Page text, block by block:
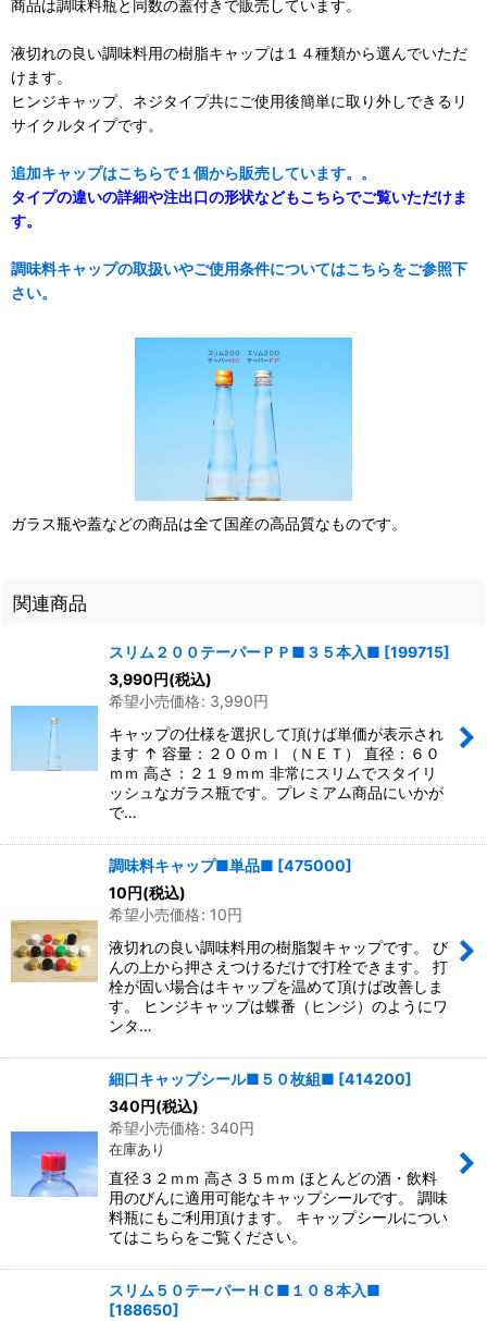
商品は調味料瓶と同数の蓋付きで販売しています。
液切れの良い調味料用の樹脂キャップは１４種類から選んでいただ
けます。
ヒンジキャップ、ネジタイプ共にご使用後簡単に取り外しできるリ
サイクルタイプです。
追加キャップはこちらで１個から販売しています。。
タイプの違いの詳細や注出口の形状などもこちらでご覧いただけま
す。
調味料キャップの取扱いやご使用条件についてはこちらをご参照下
さい。
ガラス瓶や蓋などの商品は全て国産の高品質なものです。
関連商品
スリム２００テーパーＰＰ■３５本入■ [199715]
3,990円(税込)
希望小売価格: 3,990円
キャップの仕様を選択して頂けば単価が表示され
ます ↑ 容量：２００ｍｌ（ＮＥＴ） 直径：６０
ｍｍ 高さ：２１９ｍｍ 非常にスリムでスタイリ
ッシュなガラス瓶です。プレミアム商品にいかが
で…
調味料キャップ■単品■ [475000]
10円(税込)
希望小売価格: 10円
液切れの良い調味料用の樹脂製キャップです。 び
んの上から押さえつけるだけで打栓できます。 打
栓が固い場合はキャップを温めて頂けば改善しま
す。 ヒンジキャップは蝶番（ヒンジ）のようにワ
ンタ…
細口キャップシール■５０枚組■ [414200]
340円(税込)
希望小売価格: 340円
在庫あり
直径３２ｍｍ 高さ３５ｍｍ ほとんどの酒・飲料
用のびんに適用可能なキャップシールです。 調味
料瓶にもご利用頂けます。 キャップシールについ
てはこちらをご覧ください。
スリム５０テーパーＨＣ■１０８本入■
[188650]